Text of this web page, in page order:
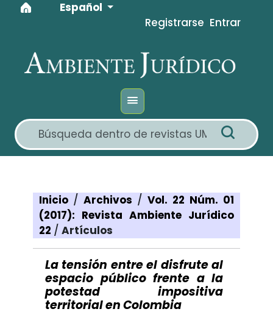
Ir al menú de navegación principal
Ir al contenido principal
Ir al pie de página del sitio
Idioma
Español
Registrarse Entrar
Inicio / Archivos / Vol. 22 Núm. 01
(2017): Revista Ambiente Jurídico
22 / Artículos
La tensión entre el disfrute al
espacio público frente a la
potestad impositiva
territorial en Colombia